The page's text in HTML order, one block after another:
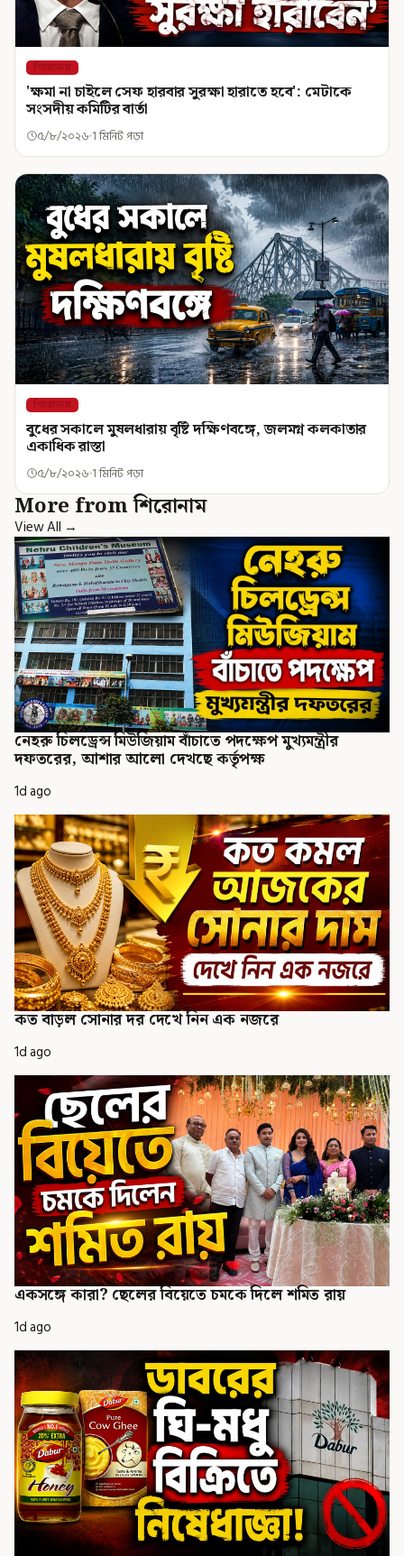
শিরোনাম
'ক্ষমা না চাইলে সেফ হারবার সুরক্ষা হারাতে হবে': মেটাকে
সংসদীয় কমিটির বার্তা
৫/৮/২০২৬ 1 মিনিট পড়া
শিরোনাম
বুধের সকালে মুষলধারায় বৃষ্টি দক্ষিণবঙ্গে, জলমগ্ন কলকাতার
একাধিক রাস্তা
৫/৮/২০২৬ 1 মিনিট পড়া
More from শিরোনাম
View All →
নেহরু চিলড্রেন্স মিউজিয়াম বাঁচাতে পদক্ষেপ মুখ্যমন্ত্রীর
দফতরের, আশার আলো দেখছে কর্তৃপক্ষ
1d ago
কত বাড়ল সোনার দর দেখে নিন এক নজরে
1d ago
একসঙ্গে কারা? ছেলের বিয়েতে চমকে দিলে শমিত রায়
1d ago